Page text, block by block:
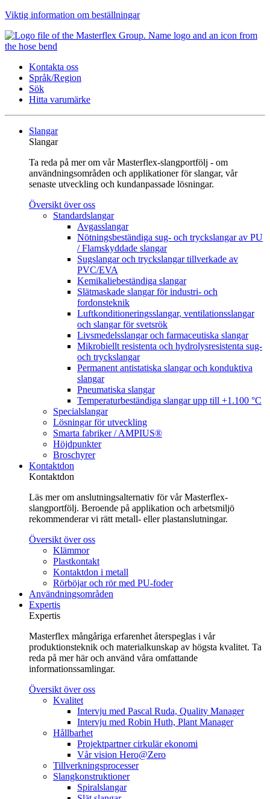
Viktig information om beställningar
Kontakta oss
Språk/Region
Sök
Hitta varumärke
Slangar
Slangar
Ta reda på mer om vår Masterflex-slangportfölj - om
användningsområden och applikationer för slangar, vår
senaste utveckling och kundanpassade lösningar.
Översikt över oss
Standardslangar
Avgasslangar
Nötningsbeständiga sug- och tryckslangar av PU
/ Flamskyddade slangar
Sugslangar och tryckslangar tillverkade av
PVC/EVA
Kemikaliebeständiga slangar
Slätmaskade slangar för industri- och
fordonsteknik
Luftkonditioneringsslangar, ventilationsslangar
och slangar för svetsrök
Livsmedelsslangar och farmaceutiska slangar
Mikrobiellt resistenta och hydrolysresistenta sug-
och tryckslangar
Permanent antistatiska slangar och konduktiva
slangar
Pneumatiska slangar
Temperaturbeständiga slangar upp till +1.100 °C
Specialslangar
Lösningar för utveckling
Smarta fabriker / AMPIUS®
Höjdpunkter
Broschyrer
Kontaktdon
Kontaktdon
Läs mer om anslutningsalternativ för vår Masterflex-
slangportfölj. Beroende på applikation och arbetsmiljö
rekommenderar vi rätt metall- eller plastanslutningar.
Översikt över oss
Klämmor
Plastkontakt
Kontaktdon i metall
Rörböjar och rör med PU-foder
Användningsområden
Expertis
Expertis
Masterflex mångåriga erfarenhet återspeglas i vår
produktionsteknik och materialkunskap av högsta kvalitet. Ta
reda på mer här och använd våra omfattande
informationssamlingar.
Översikt över oss
Kvalitet
Intervju med Pascal Ruda, Quality Manager
Intervju med Robin Huth, Plant Manager
Hållbarhet
Projektpartner cirkulär ekonomi
Vår vision Hero@Zero
Tillverkningsprocesser
Slangkonstruktioner
Spiralslangar